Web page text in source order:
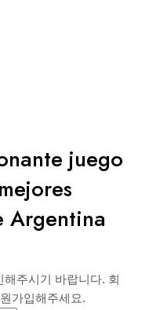
juego
Argentina
주시기 바랍니다. 회
가입해주세요.